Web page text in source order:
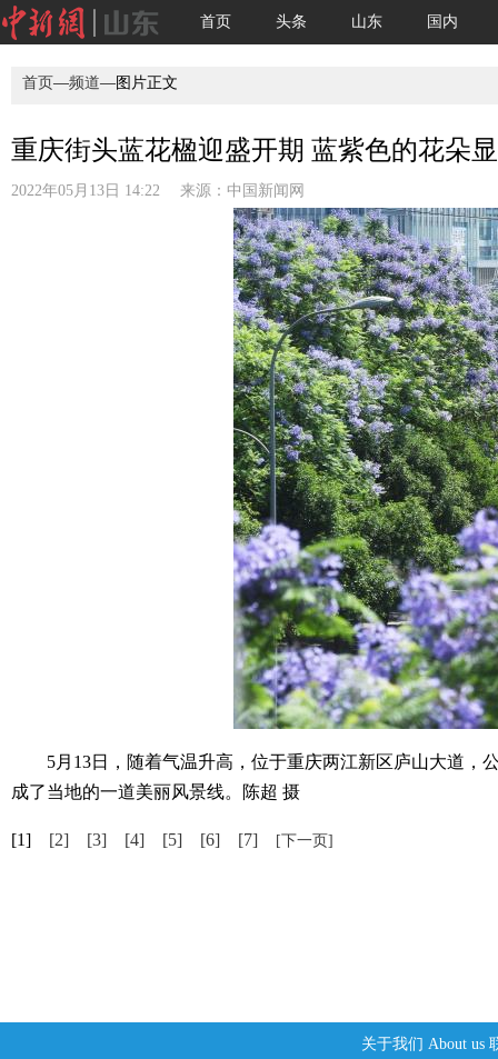
首页 头条 山东 国内
首页—频道—图片正文
重庆街头蓝花楹迎盛开期 蓝紫色的花朵
2022年05月13日 14:22 来源： 中国新闻网
5月13日，随着气温升高，位于重庆两江新区庐山大道，
成了当地的一道美丽风景线。陈超 摄
[1] [2] [3] [4] [5] [6] [7] [下一页]
关于我们 About us